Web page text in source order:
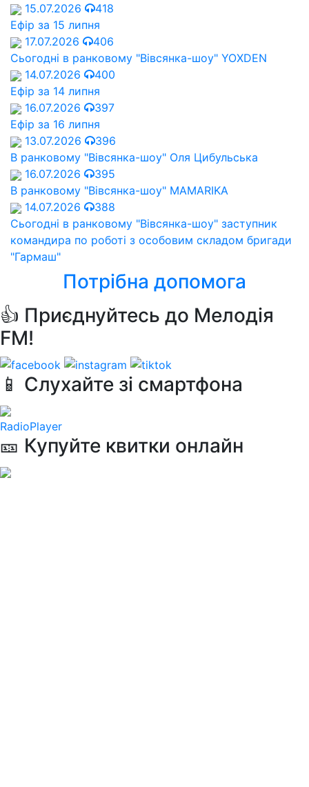
15.07.2026
418
Ефір за 15 липня
17.07.2026
406
Сьогодні в ранковому "Вівсянка-шоу" YOXDEN
14.07.2026
400
Ефір за 14 липня
16.07.2026
397
Ефір за 16 липня
13.07.2026
396
В ранковому "Вівсянка-шоу" Оля Цибульська
16.07.2026
395
В ранковому "Вівсянка-шоу" MAMARIKA
14.07.2026
388
Сьогодні в ранковому "Вівсянка-шоу" заступник
командира по роботі з особовим складом бригади
"Гармаш"
Потрібна допомога
👍 Приєднуйтесь до Мелодія
FM!
📱 Слухайте зі смартфона
RadioPlayer
🎫 Купуйте квитки онлайн